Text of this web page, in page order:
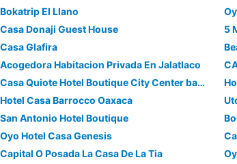
Bokatrip El Llano
Casa Donaji Guest House
5
Casa Glafira
Acogedora Habitacion Privada En Jalatlaco
Casa Quiote Hotel Boutique City Center based - Adults Only
Hotel Casa Barrocco Oaxaca
San Antonio Hotel Boutique
Oyo Hotel Casa Genesis
Capital O Posada La Casa De La Tia